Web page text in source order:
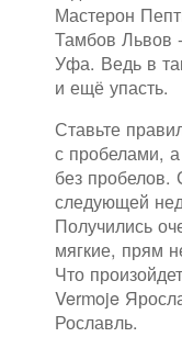
Мастерон
Тамбов Львов
Уфа. Ведь в
и ещё упасть.
Ставьте
с пробелами,
без пробелов.
следующей
Получились
мягкие, прям
Что
Vermoje
Рославль.